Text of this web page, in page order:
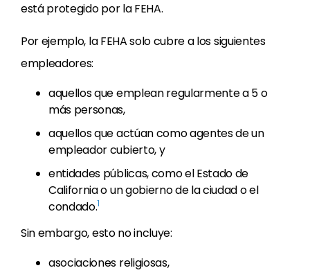
está protegido por la FEHA.
Por ejemplo, la FEHA solo cubre a los siguientes
empleadores:
aquellos que emplean regularmente a 5 o
más personas,
aquellos que actúan como agentes de un
empleador cubierto, y
entidades públicas, como el Estado de
California o un gobierno de la ciudad o el
condado.1
Sin embargo, esto no incluye:
asociaciones religiosas,